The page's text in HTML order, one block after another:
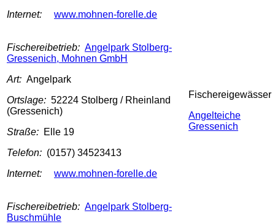
Internet:
www.mohnen-forelle.de
Fischereibetrieb: Angelpark Stolberg-
Gressenich, Mohnen GmbH
Art: Angelpark
Ortslage: 52224 Stolberg / Rheinland
(Gressenich)
Straße: Elle 19
Telefon: (0157) 34523413
Internet:
www.mohnen-forelle.de
Fischereigewässer
Angelteiche
Gressenich
Fischereibetrieb: Angelpark Stolberg-
Buschmühle